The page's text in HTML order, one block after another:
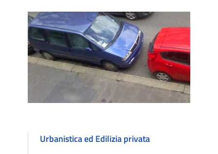
Urbanistica ed Edilizia privata